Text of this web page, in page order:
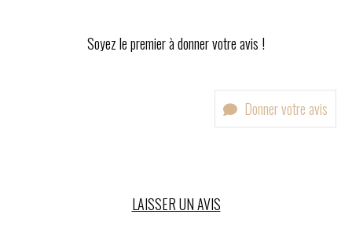
Soyez le premier à donner votre avis !
Donner votre avis
LAISSER UN AVIS